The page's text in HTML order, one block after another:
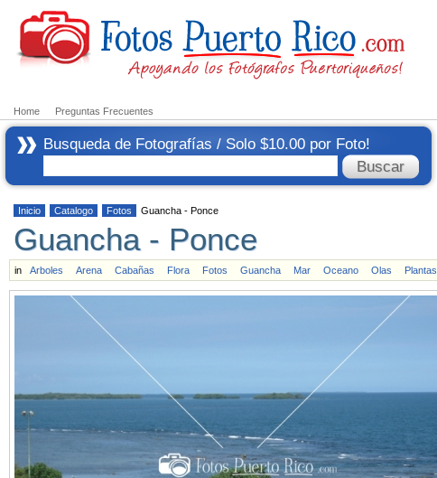
Home Preguntas Frecuentes
Busqueda de Fotografías / Solo $10.00 por Foto!
Inicio Catalogo Fotos Guancha - Ponce
Guancha - Ponce
in Arboles Arena Cabañas Flora Fotos Guancha Mar Oceano Olas Plantas